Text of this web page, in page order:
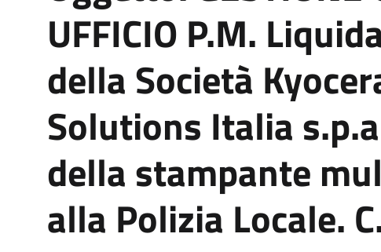
UFFICIO P.M.
della Società
Solutions Italia
della stampante
alla Polizia Locale.